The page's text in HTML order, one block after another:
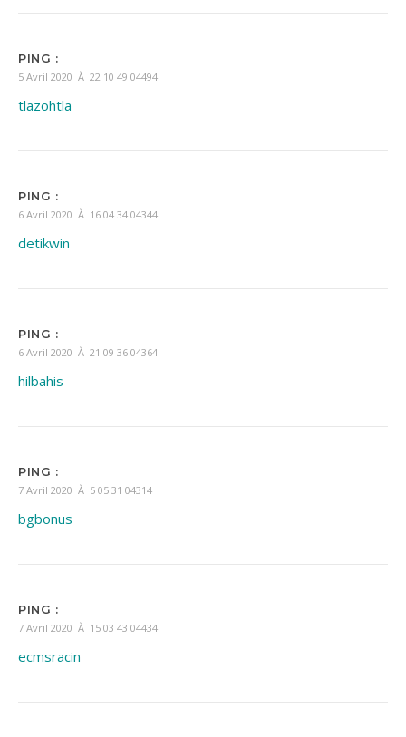
PING :
5 Avril 2020 À 22 10 49 04494
tlazohtla
PING :
6 Avril 2020 À 16 04 34 04344
detikwin
PING :
6 Avril 2020 À 21 09 36 04364
hilbahis
PING :
7 Avril 2020 À 5 05 31 04314
bgbonus
PING :
7 Avril 2020 À 15 03 43 04434
ecmsracin